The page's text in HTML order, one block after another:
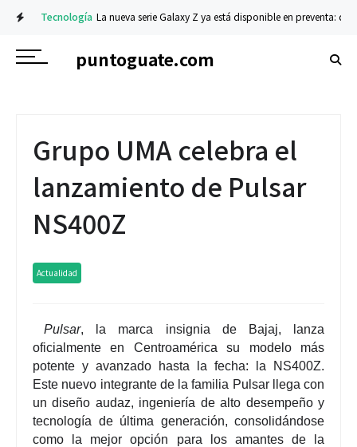
Tecnología La nueva serie Galaxy Z ya está disponible en preventa:
puntoguate.com
Grupo UMA celebra el
lanzamiento de Pulsar
NS400Z
Actualidad
Pulsar, la marca insignia de Bajaj, lanza
oficialmente en Centroamérica su modelo más
potente y avanzado hasta la fecha: la
NS400Z.
Este nuevo integrante de la familia Pulsar llega con
un diseño audaz, ingeniería de alto desempeño y
tecnología de última generación, consolidándose
como la mejor opción para los amantes de la